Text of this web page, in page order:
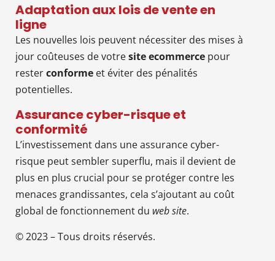
Adaptation aux lois de vente en
ligne
Les nouvelles lois peuvent nécessiter des mises à
jour coûteuses de votresite ecommerce pour
resterconforme et éviter des pénalités
potentielles.
Assurance cyber-risque et
conformité
L’investissement dans une assurance cyber-
risque peut sembler superflu, mais il devient de
plus en plus crucial pour se protéger contre les
menaces grandissantes, cela s’ajoutant au coût
global de fonctionnement du web site.
© 2023 – Tous droits réservés.